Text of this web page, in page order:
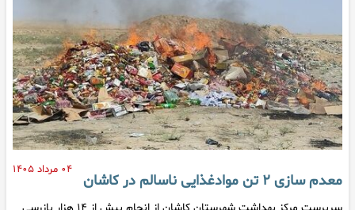
۰۴ مرداد ۱۴۰۵
معدم سازی ۲ تن موادغذایی ناسالم در کاشان